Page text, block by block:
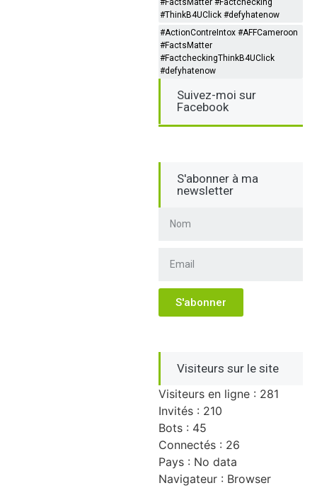
#FactsMatter #Factchecking
#ThinkB4UClick #defyhatenow
#ActionContreIntox #AFFCameroon
#FactsMatter
#FactcheckingThinkB4UClick
#defyhatenow
Suivez-moi sur
Facebook
S'abonner à ma
newsletter
S'abonner
Visiteurs sur le site
Visiteurs en ligne : 281
Invités : 210
Bots : 45
Connectés : 26
Pays : No data
Navigateur : Browser